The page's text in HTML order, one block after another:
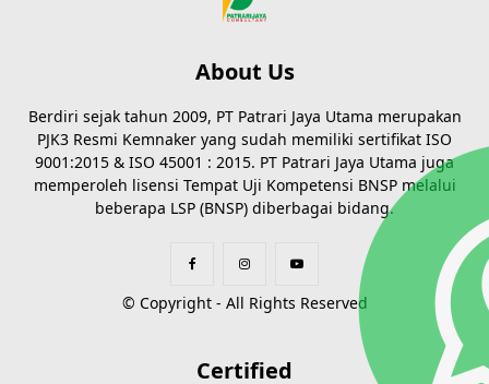
About Us
Berdiri sejak tahun 2009, PT Patrari Jaya Utama merupakan
PJK3 Resmi Kemnaker yang sudah memiliki sertifikat ISO
9001:2015 & ISO 45001 : 2015. PT Patrari Jaya Utama juga
memperoleh lisensi Tempat Uji Kompetensi BNSP melalui
beberapa LSP (BNSP) diberbagai bidang.
© Copyright - All Rights Reserved
Certified